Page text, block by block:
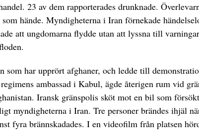
23 av dem rapporterades drunknade.
som hände. Myndigheterna i Iran förnekade
att ungdomarna flydde utan att lyssna till
som har upprört afghaner, och ledde till
ambassad i Kabul, ägde återigen rum vid
Iransk gränspolis sköt mot en bil som
myndigheterna i Iran. Tre personer brändes ihjäl
fyra brännskadades. I en videofilm från platsen